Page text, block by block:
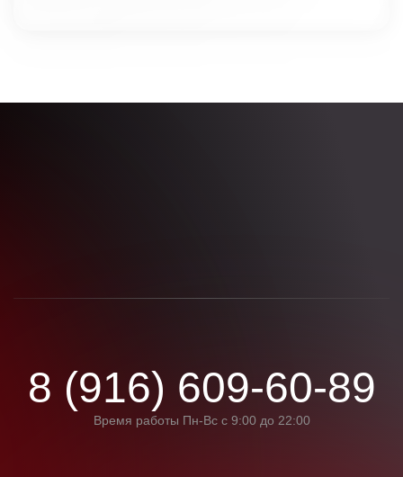
8 (916) 609-60-89
Время работы Пн-Вс с 9:00 до 22:00